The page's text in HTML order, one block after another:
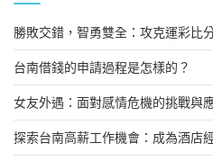
勝敗交錯，智勇雙全：攻克運彩比
台南借錢的申請過程是怎樣的？
女友外遇：面對感情危機的挑戰與
探索台南高薪工作機會：成為酒店